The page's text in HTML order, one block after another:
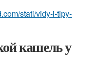
stati/vidy-i-tipy-
кашель у